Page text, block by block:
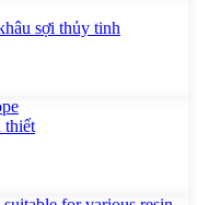
sợi thủy tinh
thiết